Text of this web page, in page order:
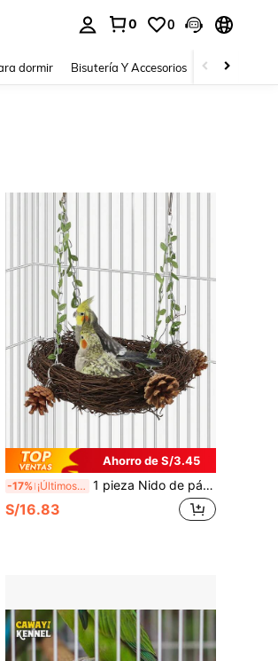
0 0
dormir Bisutería Y Accesorios Zapatos
Ahorro de S/3.45
-17% ¡Últimos 3 días 1 pieza Nido de pájaro colgante de piña trenzada de paja de mar natural, adecuado para jaula de pájaros o uso en interiores, nido de pájaros cálido
S/16.83